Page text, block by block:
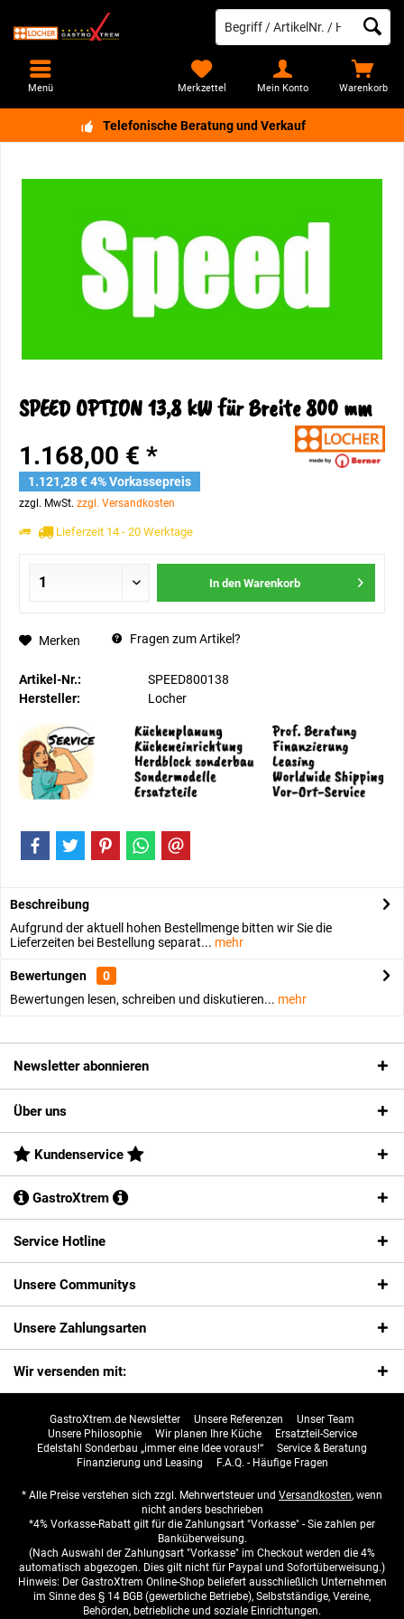
Telefonische Beratung und Verkauf
Warenkorb
Merkzettel Mein Konto
Menü
SPEED OPTION 13,8 kW für Breite 800 mm
1.168,00 € *
1.121,28 € 4% Vorkassepreis
zzgl. MwSt. zzgl. Versandkosten
Lieferzeit 14 - 20 Werktage
In den Warenkorb
Merken Fragen zum Artikel?
Artikel-Nr.:
SPEED800138
Hersteller:
Locher
Beschreibung
Aufgrund der aktuell hohen Bestellmenge bitten wir Sie die
Lieferzeiten bei Bestellung separat... mehr
Bewertungen
0
Bewertungen lesen, schreiben und diskutieren... mehr
Newsletter abonnieren
Über uns
Kundenservice
GastroXtrem
Service Hotline
Unsere Communitys
Unsere Zahlungsarten
Wir versenden mit:
GastroXtrem.de Newsletter Unsere Referenzen
Unser Team
Unsere Philosophie
Wir planen Ihre Küche
Ersatzteil-Service
Edelstahl Sonderbau „immer eine Idee voraus!“
Service & Beratung
Finanzierung und Leasing
F.A.Q. - Häufige Fragen
* Alle Preise verstehen sich zzgl. Mehrwertsteuer und Versandkosten, wenn
nicht anders beschrieben
*4% Vorkasse-Rabatt gilt für die Zahlungsart "Vorkasse" - Sie zahlen per
Banküberweisung.
(Nach Auswahl der Zahlungsart "Vorkasse" im Checkout werden die 4%
automatisch abgezogen. Dies gilt nicht für Paypal und Sofortüberweisung.)
Hinweis: Der GastroXtrem Online-Shop beliefert ausschließlich Unternehmen
im Sinne des § 14 BGB (gewerbliche Betriebe), Selbstständige, Vereine,
Behörden, betriebliche und soziale Einrichtungen.